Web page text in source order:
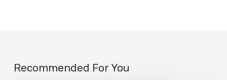
Recommended For You